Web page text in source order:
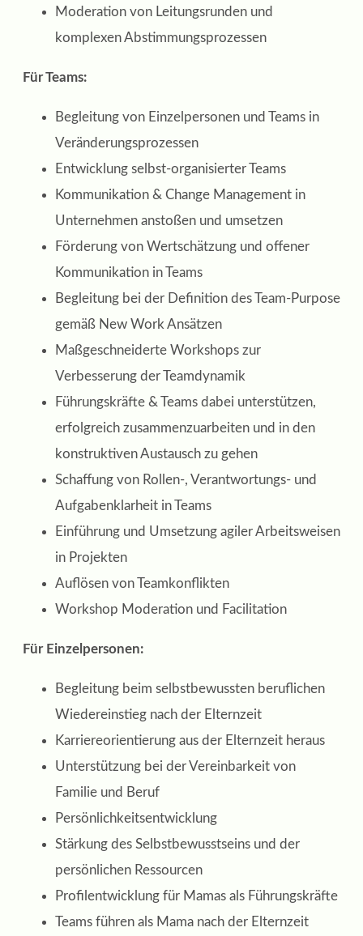
Moderation von Leitungsrunden und
komplexen Abstimmungsprozessen
Für Teams:
Begleitung von Einzelpersonen und Teams in
Veränderungsprozessen
Entwicklung selbst-organisierter Teams
Kommunikation & Change Management in
Unternehmen anstoßen und umsetzen
Förderung von Wertschätzung und offener
Kommunikation in Teams
Begleitung bei der Definition des Team-Purpose
gemäß New Work Ansätzen
Maßgeschneiderte Workshops zur
Verbesserung der Teamdynamik
Führungskräfte & Teams dabei unterstützen,
erfolgreich zusammenzuarbeiten und in den
konstruktiven Austausch zu gehen
Schaffung von Rollen-, Verantwortungs- und
Aufgabenklarheit in Teams
Einführung und Umsetzung agiler Arbeitsweisen
in Projekten
Auflösen von Teamkonflikten
Workshop Moderation und Facilitation
Für Einzelpersonen:
Begleitung beim selbstbewussten beruflichen
Wiedereinstieg nach der Elternzeit
Karriereorientierung aus der Elternzeit heraus
Unterstützung bei der Vereinbarkeit von
Familie und Beruf
Persönlichkeitsentwicklung
Stärkung des Selbstbewusstseins und der
persönlichen Ressourcen
Profilentwicklung für Mamas als Führungskräfte
Teams führen als Mama nach der Elternzeit